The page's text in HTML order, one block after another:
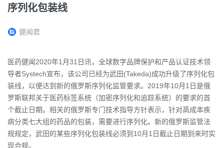
序列化包装线
健闻君
医药健闻2020年1月31日讯，全球数字品牌保护和产品认证技术领
导者Systech宣布，该公司已经为武田(Takeda)成功升级了序列化包
装线，以便达到新的俄罗斯序列化监管要求。2019年10月1日是俄
罗斯联邦关于医药标签系统（加密序列化和追踪系统）的要求的首
个截止日期。相关的俄罗斯专门技术指导方针表示，针对高成本疾
病分类七大组的药品的包装，需要进行序列化。新的俄罗斯监管法
规规定，武田的某些序列化包装线必须到10月1日截止日期到来时实
现合规。